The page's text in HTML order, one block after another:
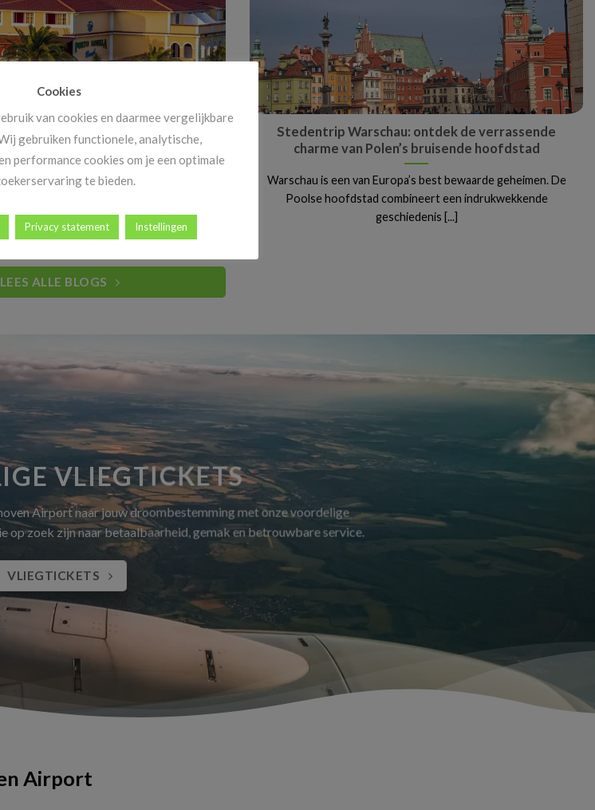
megakortingen op ál je
vakanties!
Goed nieuws! Vanaf 14 november
Stedentrip Warschau: ontdek de verrassende
charme van Polen’s bruisende hoofdstad
Warschau is een van Europa’s best bewaarde geheimen. De
Poolse hoofdstad combineert een indrukwekkende
geschiedenis [...]
LEES ALLE BLOGS
VLIEGTICKETS
Airport naar jouw droombestemming met onze voordelige
zoek zijn naar betaalbaarheid, gemak en betrouwbare service.
VLIEGTICKETS
Airport
Cookies
van cookies en daarmee vergelijkbare
gebruiken functionele, analytische,
performance cookies om je een optimale
te bieden.
Privacy statement Instellingen